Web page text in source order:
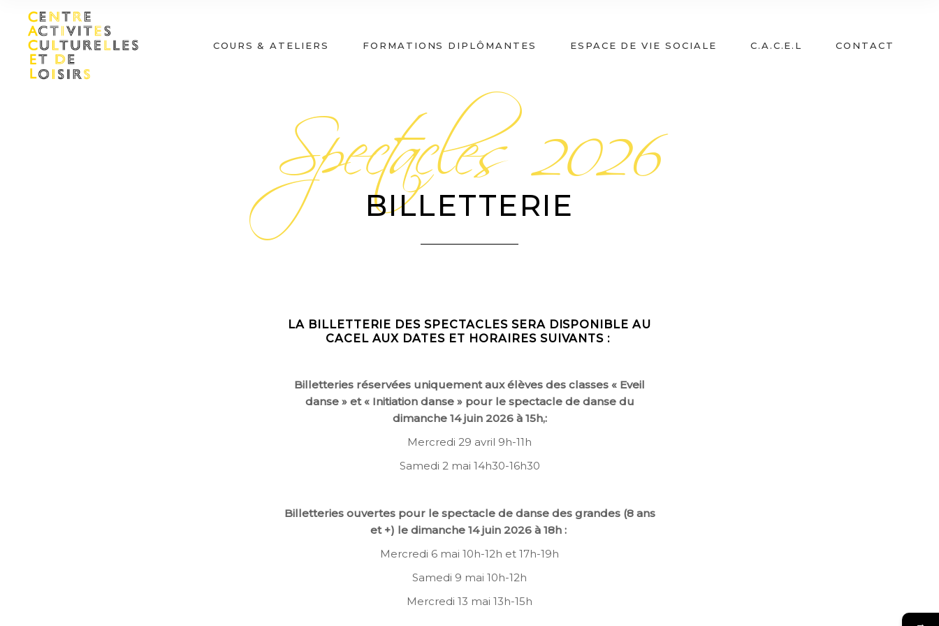
COURS & ATELIERS FORMATIONS DIPLÔMANTES ESPACE DE VIE SOCIALE C.A.C.E.L CONTACT
Spectacles 2026
BILLETTERIE
LA BILLETTERIE DES SPECTACLES SERA DISPONIBLE AU
CACEL AUX DATES ET HORAIRES SUIVANTS :
Billetteries réservées uniquement aux élèves des classes « Eveil
danse » et « Initiation danse » pour le spectacle de danse du
dimanche 14 juin 2026 à 15h,:
Mercredi 29 avril 9h-11h
Samedi 2 mai 14h30-16h30
Billetteries ouvertes pour le spectacle de danse des grandes (8 ans
et +) le dimanche 14 juin 2026 à 18h :
Mercredi 6 mai 10h-12h et 17h-19h
Samedi 9 mai 10h-12h
Mercredi 13 mai 13h-15h